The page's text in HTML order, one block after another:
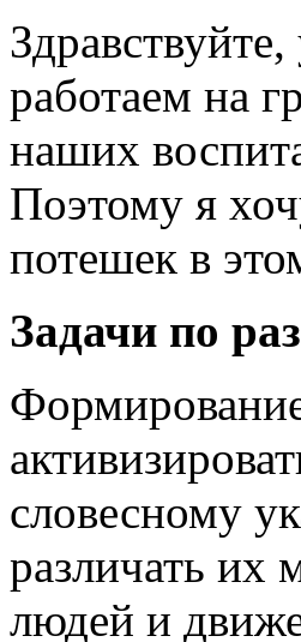
работаем на
наших
Поэтому я
потешек в
Задачи по
словесному
различать их
людей и